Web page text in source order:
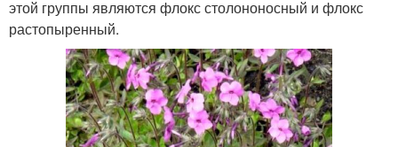
этой группы являются флокс столононосный и флокс
растопыренный.